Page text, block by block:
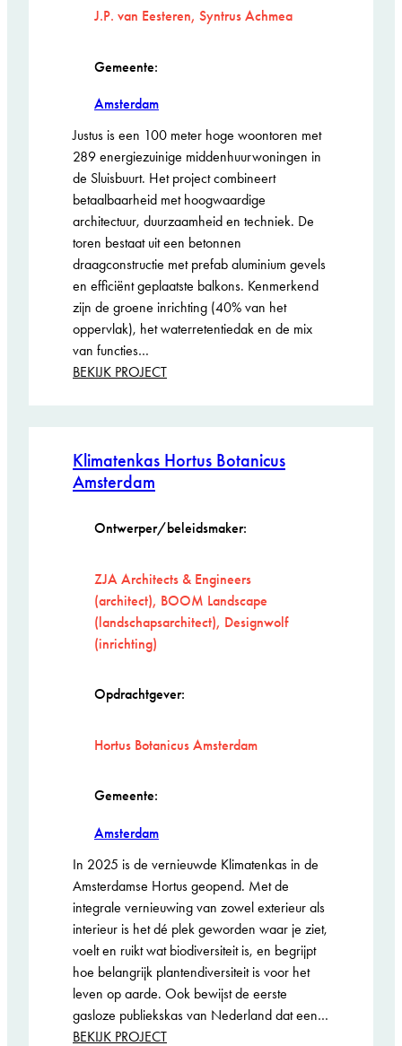
J.P. van Eesteren, Syntrus Achmea
Gemeente:
Amsterdam
Justus is een 100 meter hoge woontoren met
289 energiezuinige middenhuurwoningen in
de Sluisbuurt. Het project combineert
betaalbaarheid met hoogwaardige
architectuur, duurzaamheid en techniek. De
toren bestaat uit een betonnen
draagconstructie met prefab aluminium gevels
en efficiënt geplaatste balkons. Kenmerkend
zijn de groene inrichting (40% van het
oppervlak), het waterretentiedak en de mix
van functies…
BEKIJK PROJECT:
Klimatenkas Hortus Botanicus
Amsterdam
Ontwerper/beleidsmaker:
ZJA Architects & Engineers
(architect), BOOM Landscape
(landschapsarchitect), Designwolf
(inrichting)
Opdrachtgever:
Hortus Botanicus Amsterdam
Gemeente:
Amsterdam
In 2025 is de vernieuwde Klimatenkas in de
Amsterdamse Hortus geopend. Met de
integrale vernieuwing van zowel exterieur als
interieur is het dé plek geworden waar je ziet,
voelt en ruikt wat biodiversiteit is, en begrijpt
hoe belangrijk plantendiversiteit is voor het
leven op aarde. Ook bewijst de eerste
gasloze publiekskas van Nederland dat een…
BEKIJK PROJECT: